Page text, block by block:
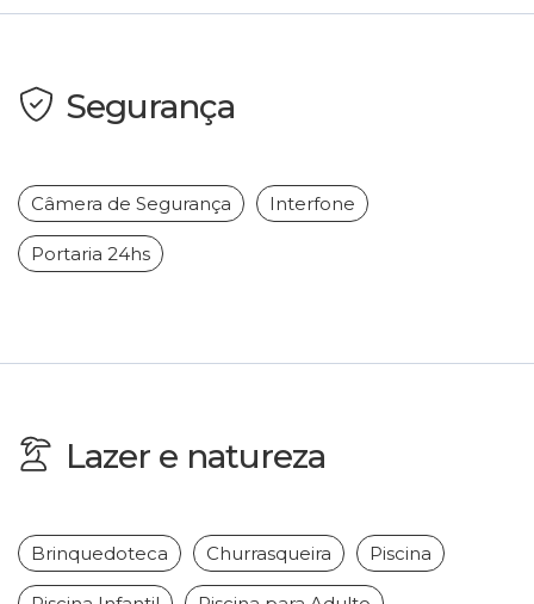
Segurança
Câmera de Segurança Interfone
Portaria 24hs
Lazer e natureza
Brinquedoteca Churrasqueira Piscina